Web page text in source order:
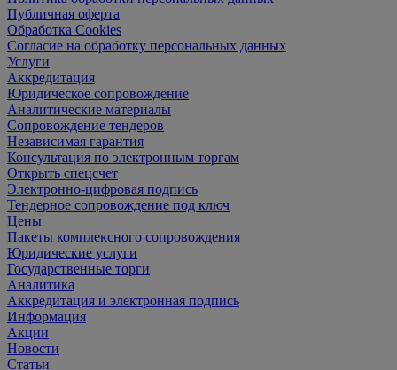
Публичная оферта
Обработка Cookies
Согласие на обработку персональных данных
Услуги
Аккредитация
Юридическое сопровождение
Аналитические материалы
Сопровождение тендеров
Независимая гарантия
Консультация по электронным торгам
Открыть спецсчет
Электронно-цифровая подпись
Тендерное сопровождение под ключ
Цены
Пакеты комплексного сопровождения
Юридические услуги
Государственные торги
Аналитика
Аккредитация и электронная подпись
Информация
Акции
Новости
Статьи